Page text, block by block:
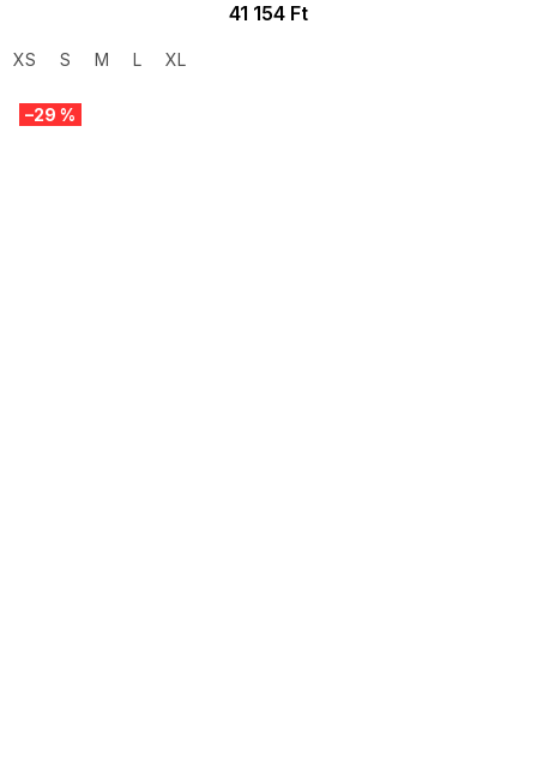
41 154 Ft
XS S M L XL
–29 %